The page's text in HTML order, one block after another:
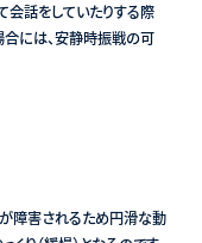
会話をしていたりする際
合には、安静時振戦の可
障害されるため円滑な動